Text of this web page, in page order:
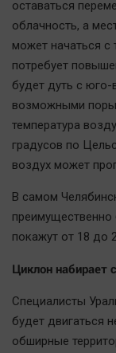
Hедвижимость
Образование
Автомобили
XX век:
Прогулки по
Спецпроект
Статистика
Челябинск
оставаться
облачность, а
может начаться с
потребует
будет дуть с юго-
возможными
температура
градусов по
воздух может
В самом
преимущественно
покажут от 18 до
Циклон набирает
Специалисты
будет двигаться
обширные